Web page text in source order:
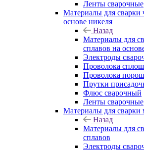
Ленты сварочные
Материалы для сварки
основе никеля
Назад
Материалы для
сплавов на
Электроды
Проволока
Проволока
Прутки
Флюс сварочный
Ленты сварочные
Материалы для сварки
Назад
Материалы для
сплавов
Электроды